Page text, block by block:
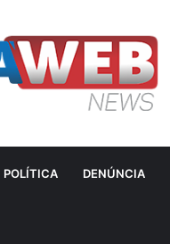
POLÍTICA DENÚNCIA